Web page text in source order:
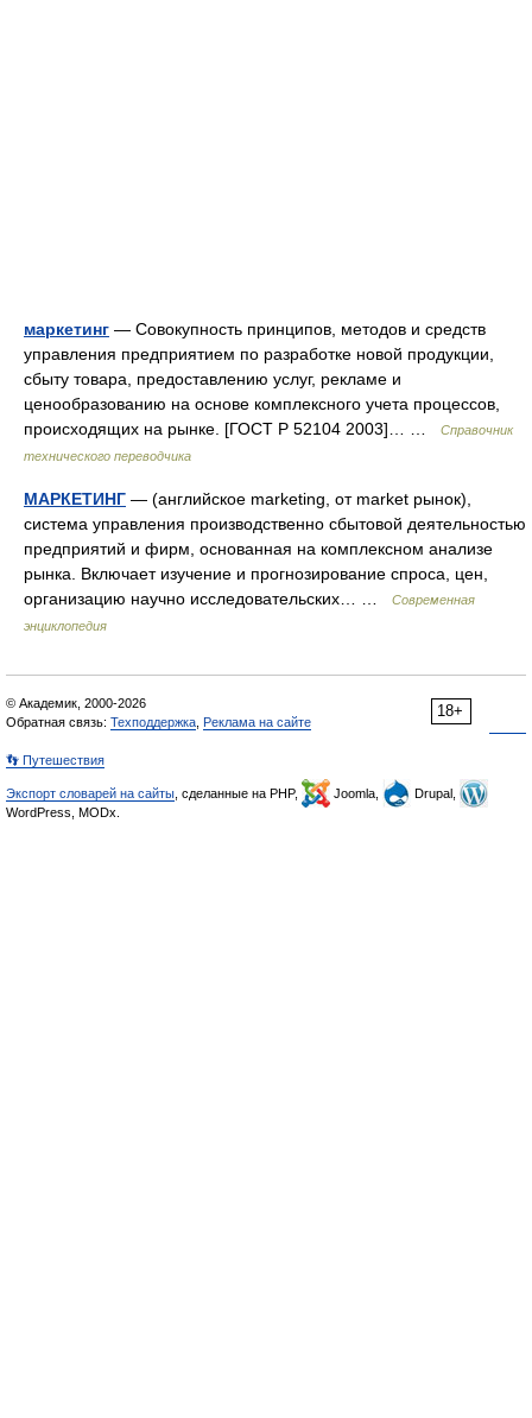
маркетинг — Совокупность принципов, методов и средств
управления предприятием по разработке новой продукции,
сбыту товара, предоставлению услуг, рекламе и
ценообразованию на основе комплексного учета процессов,
происходящих на рынке. [ГОСТ Р 52104 2003]… …
Справочник
технического переводчика
МАРКЕТИНГ — (английское marketing, от market рынок),
система управления производственно сбытовой деятельностью
предприятий и фирм, основанная на комплексном анализе
рынка. Включает изучение и прогнозирование спроса, цен,
организацию научно исследовательских… …
Современная
энциклопедия
18+
© Академик, 2000-2026
Обратная связь: Техподдержка Реклама на сайте
👣 Путешествия
Экспорт словарей на сайты , сделанные на PHP, Joomla,
Drupal,
WordPress, MODx.